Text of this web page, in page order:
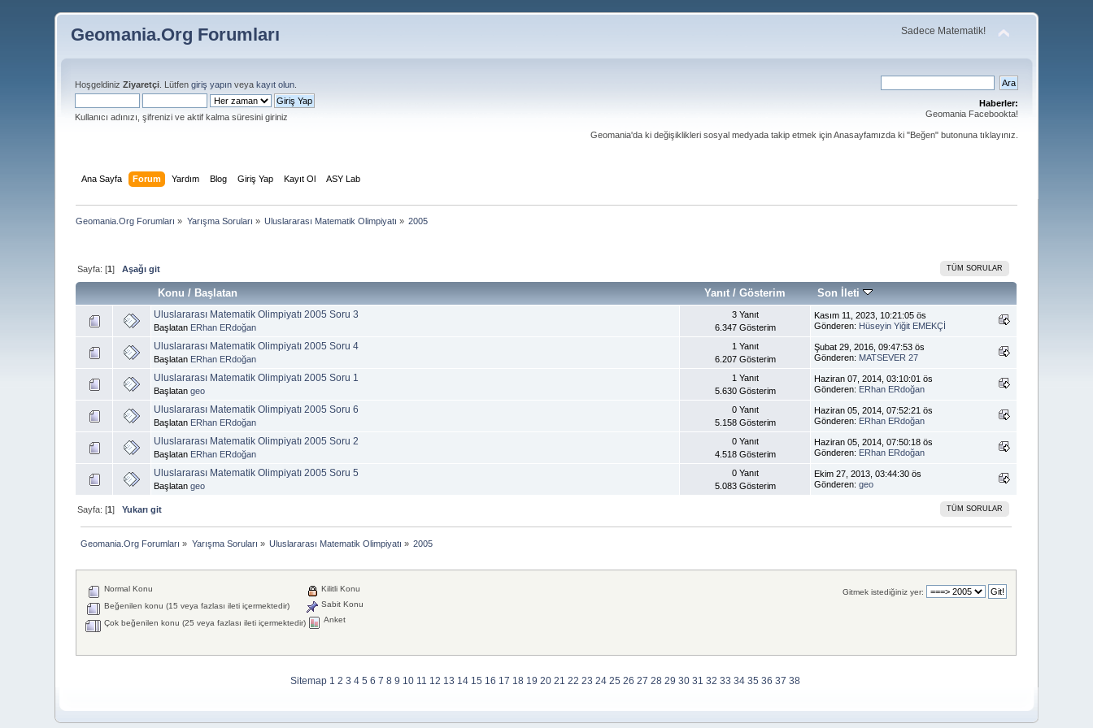
Geomania.Org Forumları Sadece Matematik!
HoşgeldinizZiyaretçi . Lütfengiriş yapın veyakayıt olun
Kullanıcı adınızı, şifrenizi ve aktif kalma süresini giriniz
Haberler:
Geomania Facebookta!
Geomania'da ki değişiklikleri sosyal medyada takip etmek için Anasayfamızda ki "Beğen" butonuna tıklayınız.
Ana Sayfa Forum Yardım Blog Giriş Yap Kayıt Ol ASY Lab
Geomania.Org Forumları » Yarışma Soruları » Uluslararası Matematik Olimpiyatı » 2005
Sayfa: [1]Aşağı git TÜM SORULAR
Konu /Başlatan Yanıt/ Gösterim Son İleti
Uluslararası Matematik Olimpiyatı 2005 Soru 3
Başlatan ERhan ERdoğan
3 Yanıt
6.347 Gösterim
Kasım 11, 2023, 10:21:05 ös
Gönderen: Hüseyin Yiğit EMEKÇİ
Uluslararası Matematik Olimpiyatı 2005 Soru 4
Başlatan ERhan ERdoğan
1 Yanıt
6.207 Gösterim
Şubat 29, 2016, 09:47:53 ös
Gönderen: MATSEVER 27
Uluslararası Matematik Olimpiyatı 2005 Soru 1
Başlatangeo
1 Yanıt
5.630 Gösterim
Haziran 07, 2014, 03:10:01 ös
Gönderen: ERhan ERdoğan
Uluslararası Matematik Olimpiyatı 2005 Soru 6
Başlatan ERhan ERdoğan
0 Yanıt
5.158 Gösterim
Haziran 05, 2014, 07:52:21 ös
Gönderen: ERhan ERdoğan
Uluslararası Matematik Olimpiyatı 2005 Soru 2
Başlatan ERhan ERdoğan
0 Yanıt
4.518 Gösterim
Haziran 05, 2014, 07:50:18 ös
Gönderen: ERhan ERdoğan
Uluslararası Matematik Olimpiyatı 2005 Soru 5
Başlatangeo
0 Yanıt
5.083 Gösterim
Ekim 27, 2013, 03:44:30 ös
Gönderen:geo
TÜM SORULAR
Sayfa: [1]Yukarı git
Geomania.Org Forumları » Yarışma Soruları » Uluslararası Matematik Olimpiyatı » 2005
Gitmek istediğiniz yer:
Normal Konu
Beğenilen konu (15 veya fazlası ileti içermektedir)
Çok beğenilen konu (25 veya fazlası ileti içermektedir)
Kilitli Konu
Sabit Konu
Anket
Sitemap 1 2 3 4 5 6 7 8 9 10 11 12 13 14 15 16 17 18 19 20 21 22 23 24 25 26 27 28 29 30 31 32 33 34 35 36 37 38